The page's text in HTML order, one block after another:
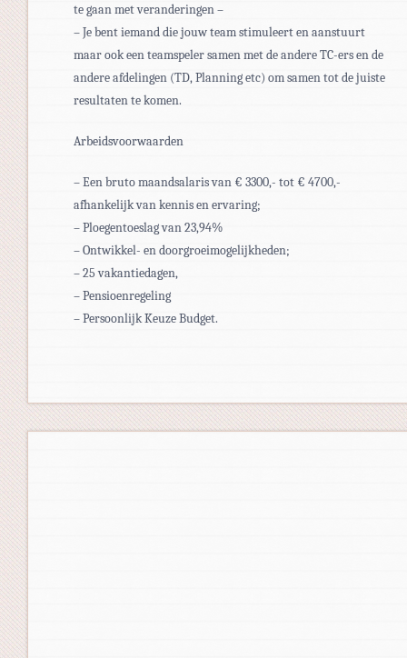
te gaan met veranderingen –
– Je bent iemand die jouw team stimuleert en aanstuurt
maar ook een teamspeler samen met de andere TC-ers en de
andere afdelingen (TD, Planning etc) om samen tot de juiste
resultaten te komen.
Arbeidsvoorwaarden
– Een bruto maandsalaris van € 3300,- tot € 4700,-
afhankelijk van kennis en ervaring;
– Ploegentoeslag van 23,94%
– Ontwikkel- en doorgroeimogelijkheden;
– 25 vakantiedagen,
– Pensioenregeling
– Persoonlijk Keuze Budget.